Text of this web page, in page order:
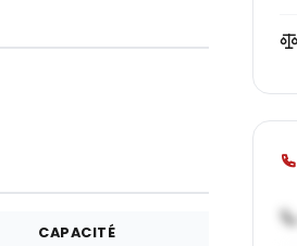
CAPACITÉ